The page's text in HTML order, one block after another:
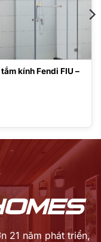
kính Fendi FIU –
21 năm phát triển,